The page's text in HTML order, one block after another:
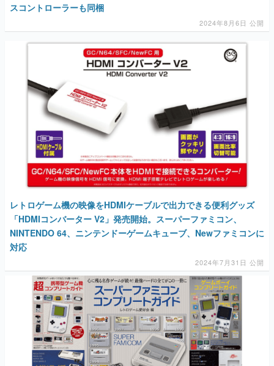
スコントローラーも同梱
2024年8月6日 公開
レトロゲーム機の映像をHDMIケーブルで出力できる便利グッズ
「HDMIコンバーター V2」発売開始。スーパーファミコン、
NINTENDO 64、ニンテンドーゲームキューブ、Newファミコンに
対応
2024年7月31日 公開